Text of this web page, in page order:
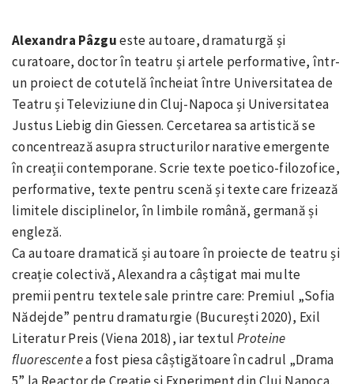
Alexandra Pâzgueste autoare, dramaturgă și
curatoare, doctor în teatru și artele performative, într-
un proiect de cotutelă încheiat între Universitatea de
Teatru și Televiziune din Cluj-Napoca și Universitatea
Justus Liebig din Giessen. Cercetarea sa artistică se
concentrează asupra structurilor narative emergente
în creații contemporane. Scrie texte poetico-filozofice,
performative, texte pentru scenă și texte care frizează
limitele disciplinelor, în limbile română, germană și
engleză.
Ca autoare dramatică și autoare în proiecte de teatru și
creație colectivă, Alexandra a câștigat mai multe
premii pentru textele sale printre care: Premiul „Sofia
Nădejde” pentru dramaturgie (București 2020), Exil
Literatur Preis (Viena 2018), iar textul Proteine
fluorescentea fost piesa câștigătoare în cadrul „Drama
5” la Reactor de Creație și Experiment din Cluj Napoca,